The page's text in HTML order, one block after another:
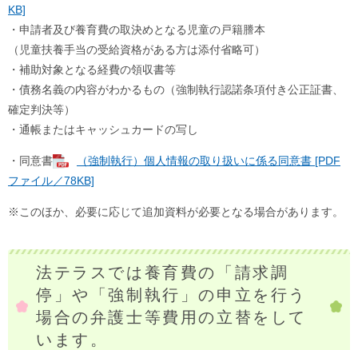
KB]
・申請者及び養育費の取決めとなる児童の戸籍謄本
（児童扶養手当の受給資格がある方は添付省略可）
・補助対象となる経費の領収書等
・債務名義の内容がわかるもの（強制執行認諾条項付き公正証書、
確定判決等）
・通帳またはキャッシュカードの写し
・同意書
（強制執行）個人情報の取り扱いに係る同意書 [PDF
ファイル／78KB]
※このほか、必要に応じて追加資料が必要となる場合があります。
​​法テラスでは養育費の「請求調
停」や「強制執行」の申立を行う
場合の弁護士等費用の立替をして
います。